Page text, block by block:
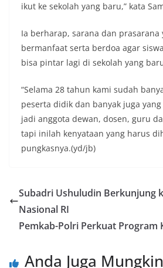
ikut ke sekolah yang baru,” kata
Ia berharap, sarana dan
bermanfaat serta berdoa agar
bisa pintar lagi di sekolah yang
“Selama 28 tahun kami sudah
peserta didik dan banyak juga
jadi anggota dewan, dosen, guru
tapi inilah kenyataan yang harus
pungkasnya.(yd/jb)
Subadri Ushuludin Berkunjung
Nasional RI
Pemkab-Polri Perkuat Program
Anda Juga